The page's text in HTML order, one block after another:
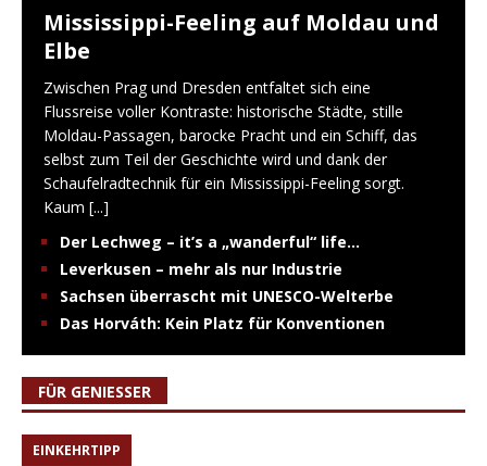
Mississippi-Feeling auf Moldau und
Elbe
Zwischen Prag und Dresden entfaltet sich eine
Flussreise voller Kontraste: historische Städte, stille
Moldau-Passagen, barocke Pracht und ein Schiff, das
selbst zum Teil der Geschichte wird und dank der
Schaufelradtechnik für ein Mississippi-Feeling sorgt.
Kaum [...]
Der Lechweg – it’s a „wanderful“ life…
Leverkusen – mehr als nur Industrie
Sachsen überrascht mit UNESCO-Welterbe
Das Horváth: Kein Platz für Konventionen
FÜR GENIESSER
EINKEHRTIPP